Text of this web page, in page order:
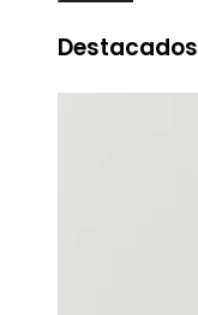
Destacados